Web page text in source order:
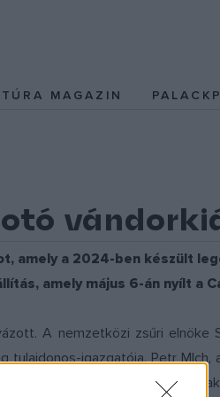
MAGAZIN
amely a 2024-ben készült
amely május 6-án nyílt a
A nemzetközi zsűri elnöke
igazgatója, Petr Mlch,
Klára fotótörténész, kurátor